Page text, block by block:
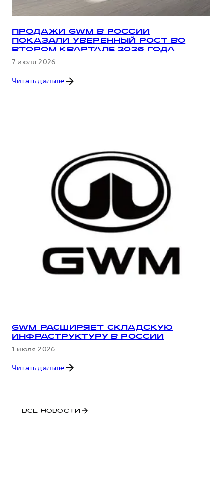
ПРОДАЖИ GWM В РОССИИ
ПОКАЗАЛИ УВЕРЕННЫЙ РОСТ ВО
ВТОРОМ КВАРТАЛЕ 2026 ГОДА
7 июля 2026
Читать дальше
GWM РАСШИРЯЕТ СКЛАДСКУЮ
ИНФРАСТРУКТУРУ В РОССИИ
1 июля 2026
Читать дальше
ВСЕ НОВОСТИ